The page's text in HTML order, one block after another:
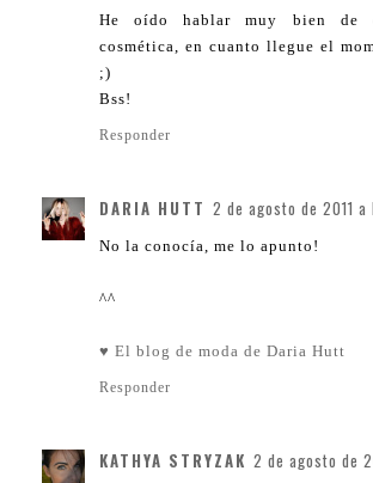
He oído hablar muy bien de
cosmética, en cuanto llegue el
;)
Bss!
Responder
DARIA HUTT 2 de agosto de 2011 a
No la conocía, me lo apunto!
^^
♥ El blog de moda de Daria Hutt
Responder
KATHYA STRYZAK 2 de agosto de